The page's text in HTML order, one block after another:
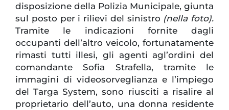
disposizione della Polizia Municipale, giunta
sul posto per i rilievi del sinistro (nella foto).
Tramite le indicazioni fornite dagli
occupanti dell’altro veicolo, fortunatamente
rimasti tutti illesi, gli agenti agl’ordini del
comandante Sofia Strafella, tramite le
immagini di videosorveglianza e l’impiego
del Targa System, sono riusciti a risalire al
proprietario dell’auto, una donna residente